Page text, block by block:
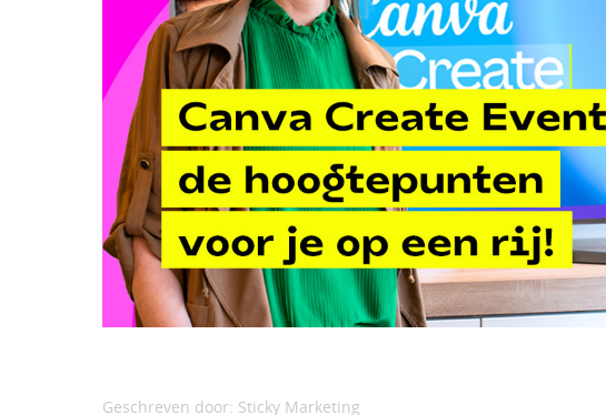
Geschreven door: Sticky Marketing